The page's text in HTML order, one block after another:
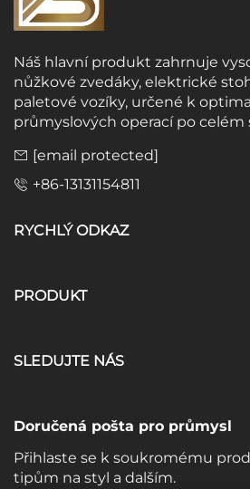
Náš hlavní produkt zahrnuje
nůžkové zvedáky, elektrické
paletové vozíky, určené k
průmyslových operací po celém
[email protected]
+86-13131154811
RYCHLÝ ODKAZ
PRODUKT
SLEDUJTE NÁS
Doručená pošta pro průmysl
Přihlaste se k soukromému
tipům na styl a dalším.